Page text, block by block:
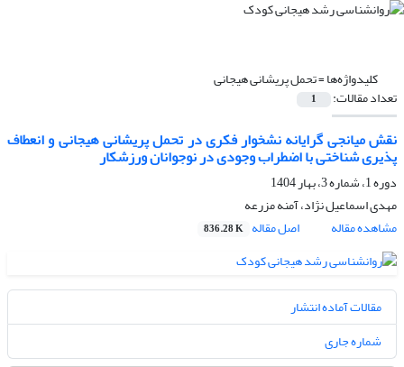
کلیدواژه‌ها =تحمل پریشانی هیجانی
تعداد مقالات: 1
نقش میانجی گرایانه نشخوار فکری در تحمل پریشانی هیجانی و انعطاف
‌پذیری شناختی با اضطراب وجودی در نوجوانان ورزشکار
دوره 1، شماره 3، بهار 1404
مهدی اسماعیل نژاد، آمنه مزرعه
مشاهده مقاله
اصل مقاله 836.28 K
مقالات آماده انتشار
شماره جاری